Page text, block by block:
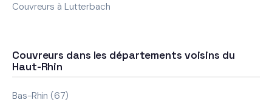
Couvreurs à Lutterbach
Couvreurs dans les départements voisins du
Haut-Rhin
Bas-Rhin (67)